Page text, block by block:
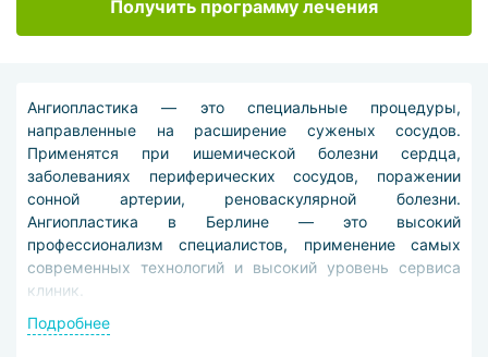
Получить программу лечения
Ангиопластика — это специальные процедуры,
направленные на расширение суженых сосудов.
Применятся при ишемической болезни сердца,
заболеваниях периферических сосудов, поражении
сонной артерии, реноваскулярной болезни.
Ангиопластика в Берлине — это высокий
профессионализм специалистов, применение самых
современных технологий и высокий уровень сервиса
клиник.
Ангиопластика в Берлине бывает двух видов: баллонная
Подробнее